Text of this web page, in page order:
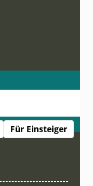
Für Einsteiger